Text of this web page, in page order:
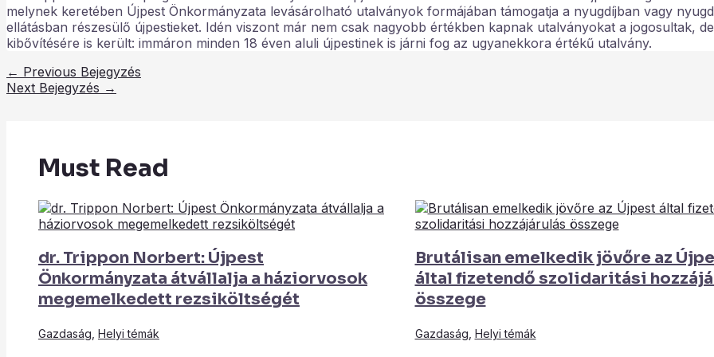
melynek keretében Újpest Önkormányzata levásárolható utalványok formájában támogatja a nyugdíjban vagy
ellátásban részesülő újpestieket. Idén viszont már nem csak nagyobb értékben kapnak utalványokat a jogosultak,
kibővítésére is került: immáron minden 18 éven aluli újpestinek is járni fog az ugyanekkora értékű utalvány.
← Previous Bejegyzés
Next Bejegyzés →
Must Read
dr. Trippon Norbert: Újpest
Önkormányzata átvállalja a háziorvosok
megemelkedett rezsiköltségét
Gazdaság Helyi témák
Brutálisan emelkedik jövőre az
által fizetendő szolidaritási
összege
Gazdaság Helyi témák